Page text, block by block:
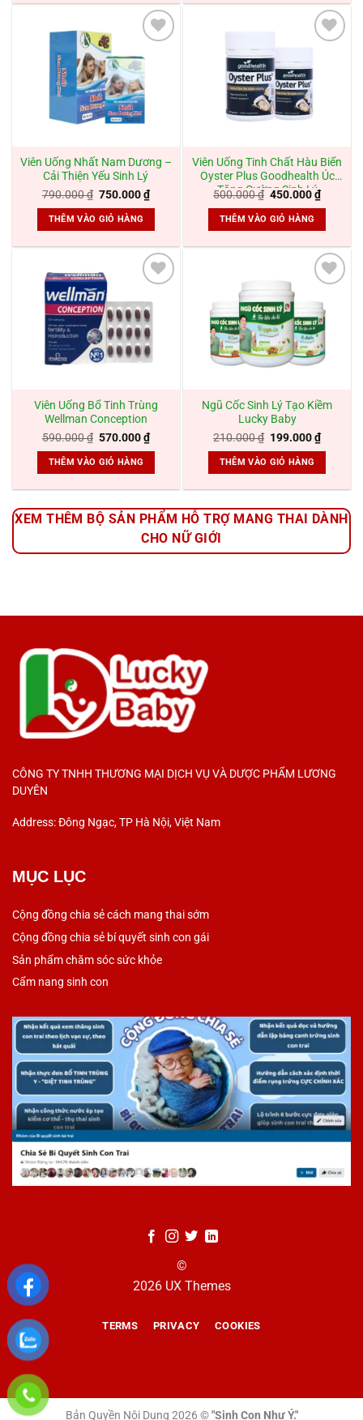
Add to
wishlist
Viên Uống Nhất Nam Dương –
Cải Thiện Yếu Sinh Lý
790.000₫ Giá
là:
790.000 ₫.
750.000₫Giá
hiện
750.000 ₫.
THÊM VÀO GIỎ HÀNG
wishlist
Viên Uống Tinh Chất Hàu Biển
Oyster Plus Goodhealth Úc
Tăng Cường Sinh Lý
500.000₫ Giá
là:
500.000 ₫.
450.000₫Giá
hiện
THÊM VÀO GIỎ HÀNG
Add to
wishlist
Viên Uống Bổ Tinh Trùng
Wellman Conception
590.000₫ Giá
là:
590.000 ₫.
570.000₫Giá
hiện
570.000 ₫.
THÊM VÀO GIỎ HÀNG
Add to
wishlist
Ngũ Cốc Sinh Lý Tạo Kiềm
Lucky Baby
210.000₫ Giá
là:
210.000 ₫.
199.000₫Giá
hiện
THÊM VÀO GIỎ HÀNG
XEM THÊM BỘ SẢN PHẨM HỖ TRỢ MANG THAI DÀNH
CHO NỮ GIỚI
CÔNG TY TNHH THƯƠNG MẠI DỊCH VỤ VÀ DƯỢC PHẨM LƯƠNG
DUYÊN
Address: Đông Ngạc, TP Hà Nội, Việt Nam
MỤC LỤC
Cộng đồng chia sẻ cách mang thai sớm
Cộng đồng chia sẻ bí quyết sinh con gái
Sản phẩm chăm sóc sức khỏe
Cẩm nang sinh con
©
2026 UX Themes
TERMS PRIVACY COOKIES
Bản Quyền Nội Dung 2026 ©"Sinh Con Như Ý."